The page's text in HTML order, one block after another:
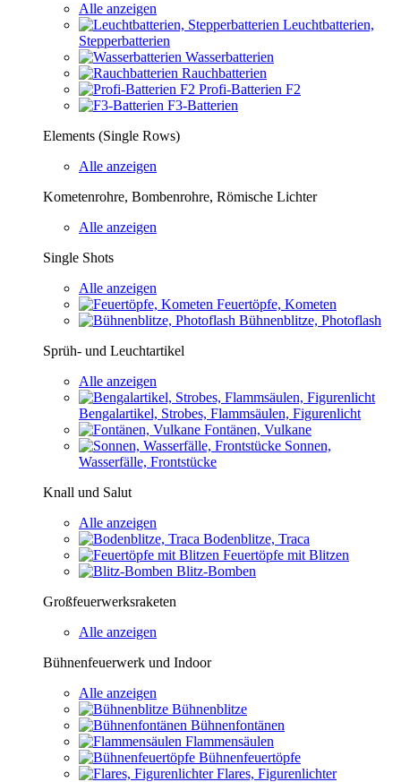
Alle anzeigen
Leuchtbatterien,
Stepperbatterien
Wasserbatterien
Rauchbatterien
Profi-Batterien F2
F3-Batterien
Elements (Single Rows)
Alle anzeigen
Kometenrohre, Bombenrohre, Römische Lichter
Alle anzeigen
Single Shots
Alle anzeigen
Feuertöpfe, Kometen
Bühnenblitze, Photoflash
Sprüh- und Leuchtartikel
Alle anzeigen
Bengalartikel, Strobes, Flammsäulen, Figurenlicht
Fontänen, Vulkane
Sonnen,
Wasserfälle, Frontstücke
Knall und Salut
Alle anzeigen
Bodenblitze, Traca
Feuertöpfe mit Blitzen
Blitz-Bomben
Großfeuerwerksraketen
Alle anzeigen
Bühnenfeuerwerk und Indoor
Alle anzeigen
Bühnenblitze
Bühnenfontänen
Flammensäulen
Bühnenfeuertöpfe
Flares, Figurenlichter